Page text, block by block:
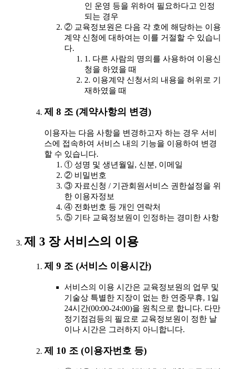
인 운영 등을 위하여 필요하다고 인정
되는 경우
② 교육정보원은 다음 각 호에 해당하는 이용
계약 신청에 대하여는 이를 거절할 수 있습니
다.
1. 다른 사람의 명의를 사용하여 이용신
청을 하였을 때
2. 이용계약 신청서의 내용을 허위로 기
재하였을 때
제 8 조 (계약사항의 변경)
이용자는 다음 사항을 변경하고자 하는 경우 서비
스에 접속하여 서비스 내의 기능을 이용하여 변경
할 수 있습니다.
① 성명 및 생년월일, 신분, 이메일
② 비밀번호
③ 자료신청 / 기관회원서비스 권한설정을 위
한 이용자정보
④ 전화번호 등 개인 연락처
⑤ 기타 교육정보원이 인정하는 경미한 사항
제 3 장 서비스의 이용
제 9 조 (서비스 이용시간)
서비스의 이용 시간은 교육정보원의 업무 및
기술상 특별한 지장이 없는 한 연중무휴, 1일
24시간(00:00-24:00)을 원칙으로 합니다. 다만
정기점검등의 필요로 교육정보원이 정한 날
이나 시간은 그러하지 아니합니다.
제 10 조 (이용자번호 등)